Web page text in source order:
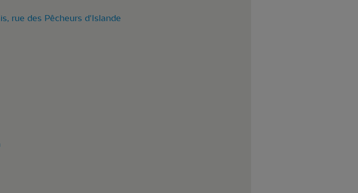
rue des Pêcheurs d'Islande